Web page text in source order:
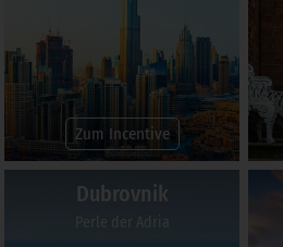
Zum Incentive
Dubrovnik
Perle der Adria